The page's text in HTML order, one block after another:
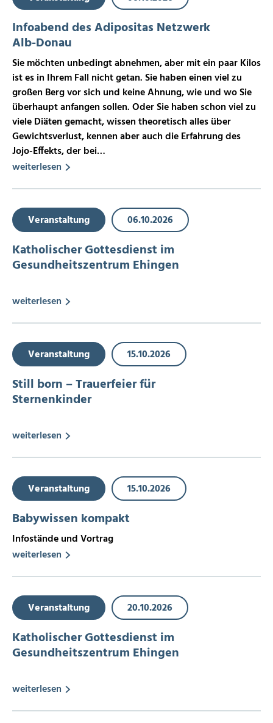
Infoabend des Adipositas Netzwerk
Alb-Donau
Sie möchten unbedingt abnehmen, aber mit ein paar Kilos
ist es in Ihrem Fall nicht getan. Sie haben einen viel zu
großen Berg vor sich und keine Ahnung, wie und wo Sie
überhaupt anfangen sollen. Oder Sie haben schon viel zu
viele Diäten gemacht, wissen theoretisch alles über
Gewichtsverlust, kennen aber auch die Erfahrung des
Jojo-Effekts, der bei…
weiterlesen
Veranstaltung 06.10.2026
Katholischer Gottesdienst im
Gesundheitszentrum Ehingen
weiterlesen
Veranstaltung 15.10.2026
Still born – Trauerfeier für
Sternenkinder
weiterlesen
Veranstaltung 15.10.2026
Babywissen kompakt
Infostände und Vortrag
weiterlesen
Veranstaltung 20.10.2026
Katholischer Gottesdienst im
Gesundheitszentrum Ehingen
weiterlesen